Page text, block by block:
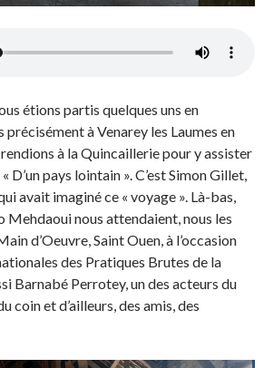
étions partis quelques uns en
précisément à Venarey les Laumes en
à la Quincaillerie pour y assister
D’un pays lointain ». C’est Simon Gillet,
avait imaginé ce « voyage ». Là-bas,
nous attendaient, nous les
d’Oeuvre, Saint Ouen, à l’occasion
des Pratiques Brutes de la
Barnabé Perrotey, un des acteurs du
coin et d’ailleurs, des amis, des